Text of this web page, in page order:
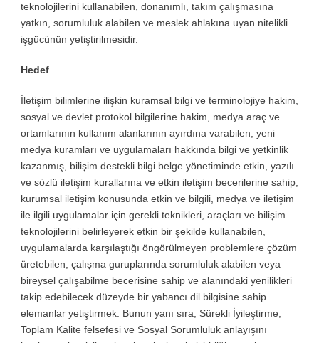
teknolojilerini kullanabilen, donanımlı, takım çalışmasına
yatkın, sorumluluk alabilen ve meslek ahlakına uyan nitelikli
işgücünün yetiştirilmesidir.
Hedef
İletişim bilimlerine ilişkin kuramsal bilgi ve terminolojiye hakim,
sosyal ve devlet protokol bilgilerine hakim, medya araç ve
ortamlarının kullanım alanlarının ayırdına varabilen, yeni
medya kuramları ve uygulamaları hakkında bilgi ve yetkinlik
kazanmış, bilişim destekli bilgi belge yönetiminde etkin, yazılı
ve sözlü iletişim kurallarına ve etkin iletişim becerilerine sahip,
kurumsal iletişim konusunda etkin ve bilgili, medya ve iletişim
ile ilgili uygulamalar için gerekli teknikleri, araçları ve bilişim
teknolojilerini belirleyerek etkin bir şekilde kullanabilen,
uygulamalarda karşılaştığı öngörülmeyen problemlere çözüm
üretebilen, çalışma guruplarında sorumluluk alabilen veya
bireysel çalışabilme becerisine sahip ve alanındaki yenilikleri
takip edebilecek düzeyde bir yabancı dil bilgisine sahip
elemanlar yetiştirmek. Bunun yanı sıra; Sürekli İyileştirme,
Toplam Kalite felsefesi ve Sosyal Sorumluluk anlayışını